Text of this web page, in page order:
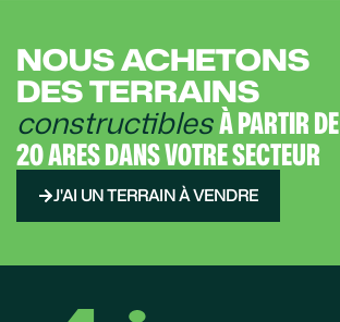
NOUS ACHETONS
DES TERRAINS
constructiblesÀ PARTIR DE
20 ARES DANS VOTRE SECTEUR
J'AI UN TERRAIN À VENDRE